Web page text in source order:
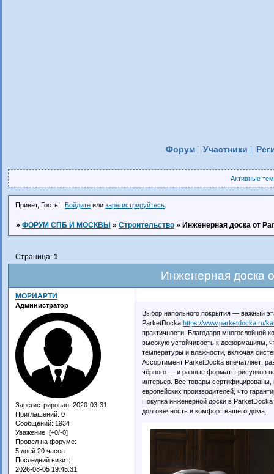
Форум Участники
Активные
Привет, Гость! Войдите илизарегистрируйтесь
» ФОРУМ СПБ И МОСКВЫ » Строительство » Инженерная доска от
Инженерная доска
Страница: 1
МОРИАРТИ
Администратор
Зарегистрирован: 2020-03-31
Приглашений: 0
Сообщений: 1934
Уважение: [+0/-0]
Провел на форуме:
5 дней 20 часов
Последний визит:
2026-08-05 19:45:31
Выбор напольного покрытия — важный
ParketDocka https://www.parketdocka.ru/
практичности. Благодаря многослойной
высокую устойчивость к деформациям,
температуры и влажности, включая
Ассортимент ParketDocka впечатляет:
чёрного — и разные форматы рисунков
интерьер. Все товары
европейских производителей, что
Покупка инженерной доски в
долговечность и комфорт вашего дома.